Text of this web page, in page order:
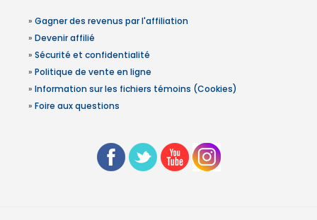
» Gagner des revenus par l'affiliation
» Devenir affilié
» Sécurité et confidentialité
» Politique de vente en ligne
» Information sur les fichiers témoins (Cookies)
» Foire aux questions